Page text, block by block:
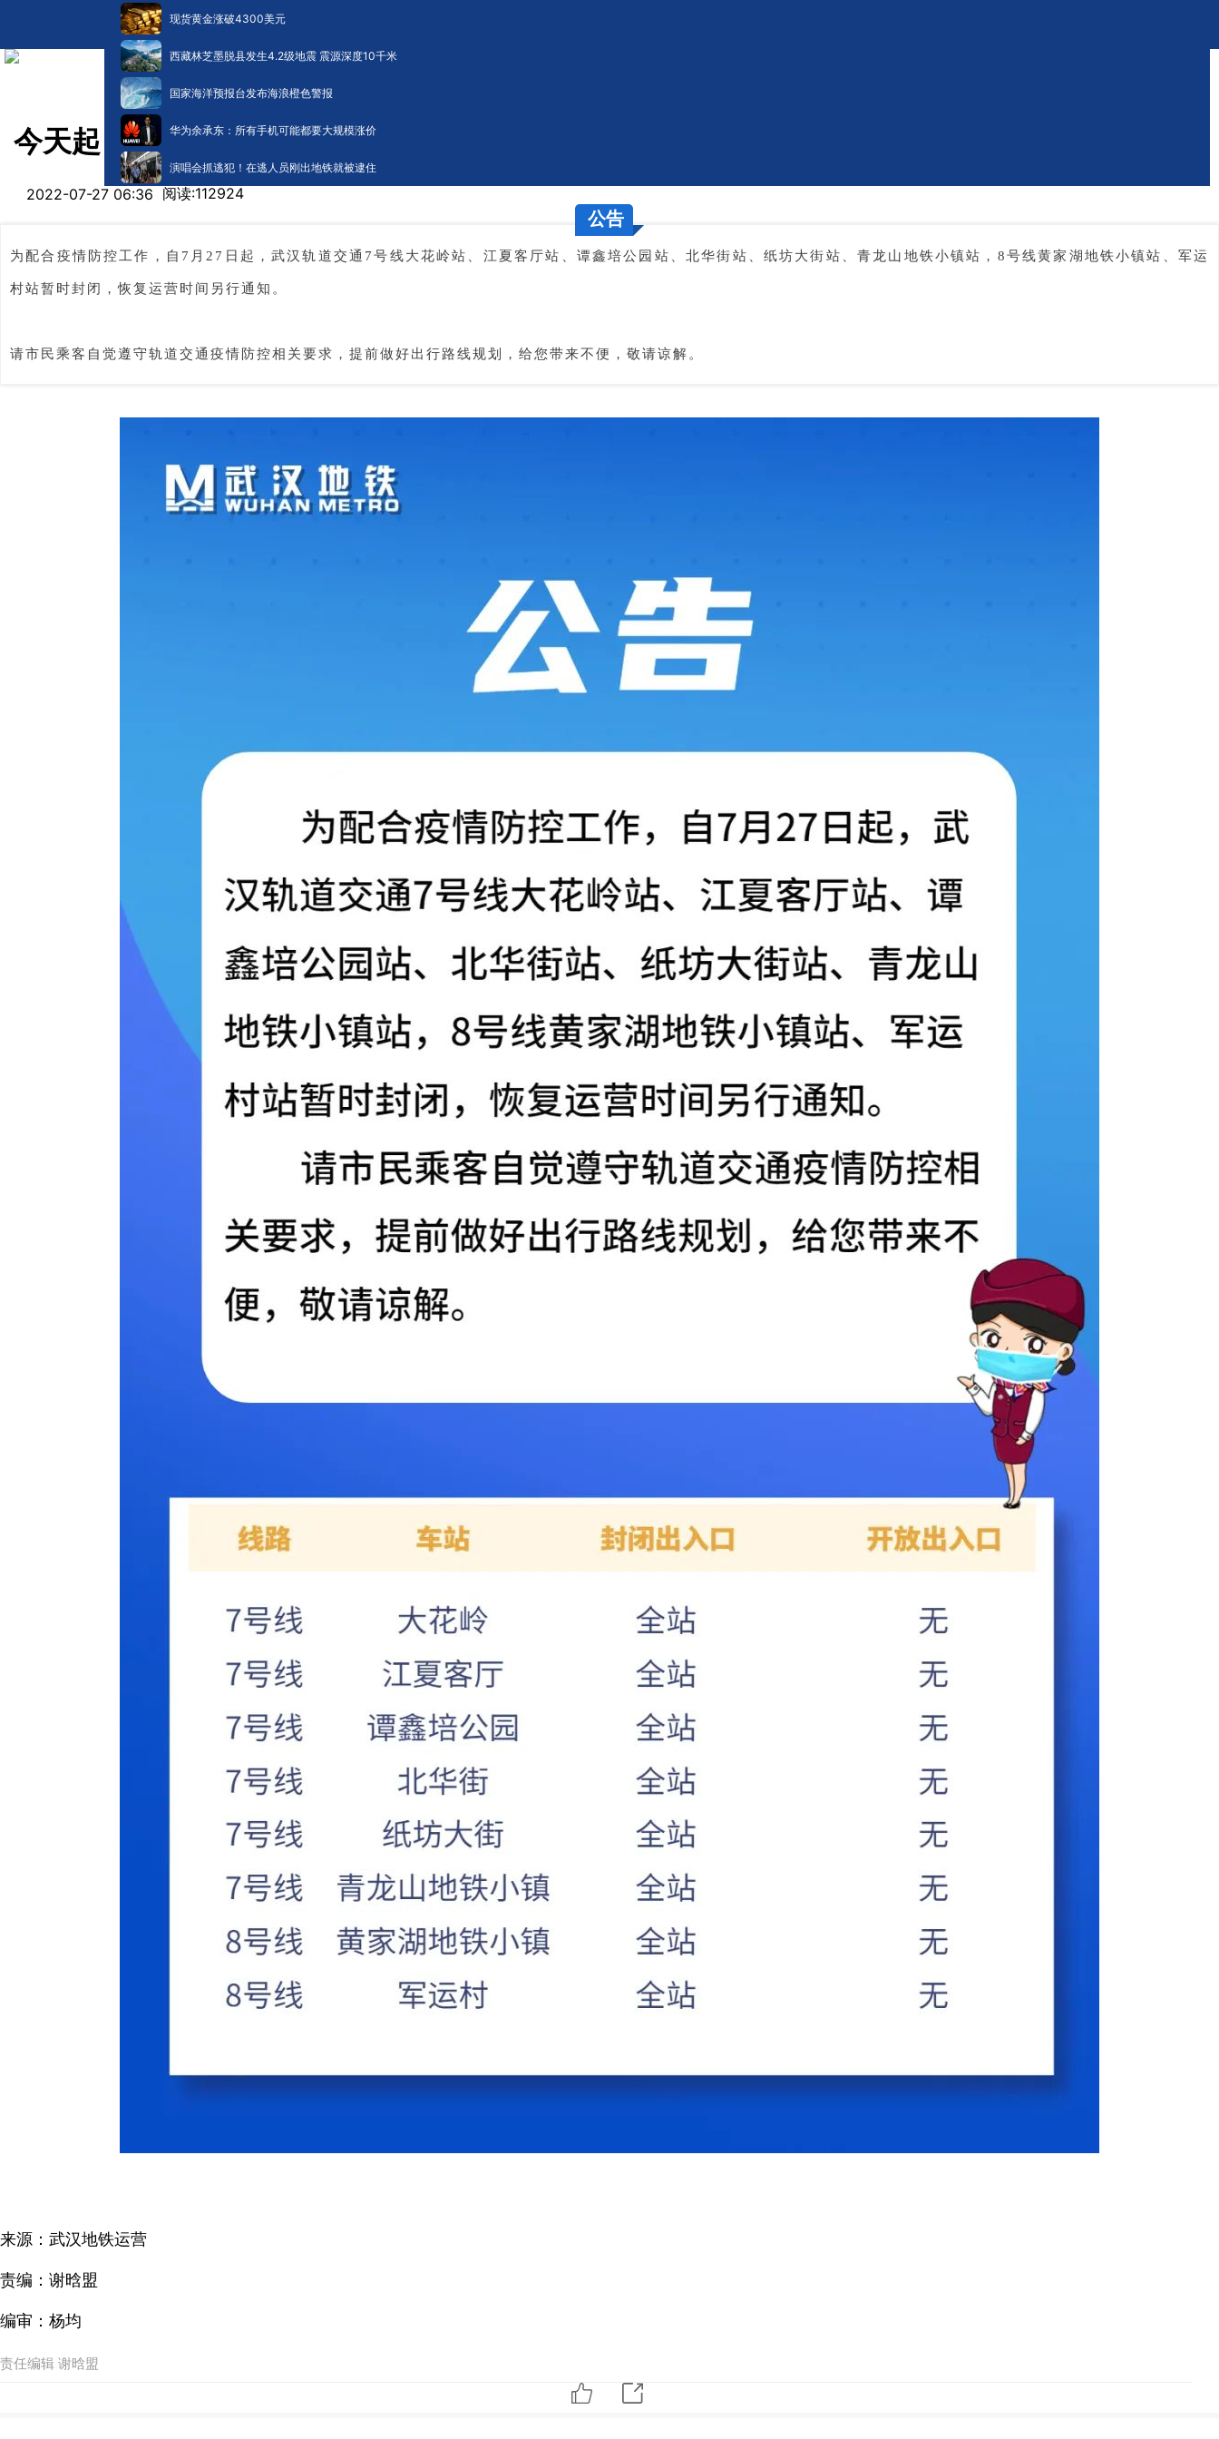
现货黄金涨破4300美元
西藏林芝墨脱县发生4.2级地震 震源深度10千米
国家海洋预报台发布海浪橙色警报
华为余承东：所有手机可能都要大规模涨价
演唱会抓逃犯！在逃人员刚出地铁就被逮住
今天起，武汉地铁关闭这些站......
2022-07-27 06:36 阅读:112924
公告
为配合疫情防控工作，自7月27日起，武汉轨道交通7号线大花岭站、江夏客厅站、谭鑫培公园站、北华街站、纸坊大街站、青龙山地铁小镇站，8号线黄家湖地铁小镇站、军运
村站暂时封闭，恢复运营时间另行通知。
请市民乘客自觉遵守轨道交通疫情防控相关要求，提前做好出行路线规划，给您带来不便，敬请谅解。
来源：武汉地铁运营
责编：谢晗盟
编审：杨均
责任编辑 谢晗盟